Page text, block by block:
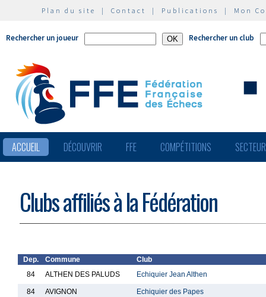
Plan du site | Contact | Publications | Mon
Rechercher un joueur Rechercher un club
ACCUEIL DÉCOUVRIR FFE COMPÉTITIONS
Clubs affiliés à la Fédération
Dep. Commune
Club
84
ALTHEN DES PALUDS Echiquier Jean Althen
84 AVIGNON
Echiquier des Papes